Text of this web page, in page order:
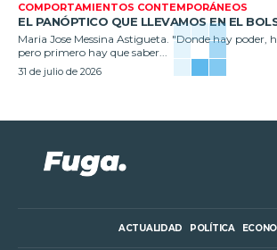
COMPORTAMIENTOS CONTEMPORÁNEOS
EL PANÓPTICO QUE LLEVAMOS EN EL
Maria Jose Messina Astigueta. "Donde hay poder, hay resistencia" —
pero primero hay que saber...
31 de julio de 2026
ACTUALIDAD POLÍTICA